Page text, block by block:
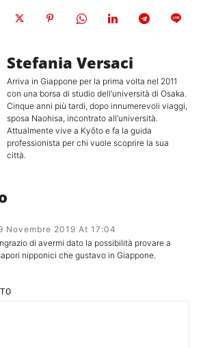
Stefania Versaci
Arriva in Giappone per la prima volta nel 2011
con una borsa di studio dell’università di Osaka.
Cinque anni più tardi, dopo innumerevoli viaggi,
sposa Naohisa, incontrato all’università.
Attualmente vive a Kyōto e fa la guida
professionista per chi vuole scoprire la sua
città.
Novembre 2019 At 17:04
di avermi dato la possibilità provare a
nipponici che gustavo in Giappone.